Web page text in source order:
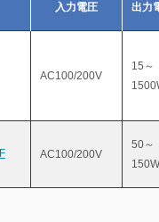
入力電圧 出力
AC100/200V
15～
AC100/200V
50～
150W